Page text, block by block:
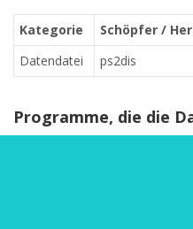
Kategorie Schöpfer /
Datendatei
ps2dis
Programme, die die